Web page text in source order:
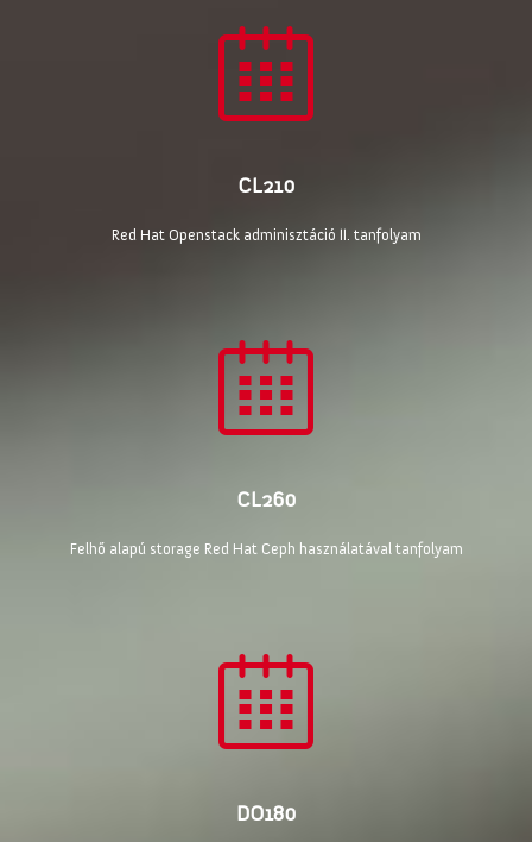
CL210
Red Hat Openstack adminisztáció II. tanfolyam
CL260
Felhő alapú storage Red Hat Ceph használatával tanfolyam
DO180